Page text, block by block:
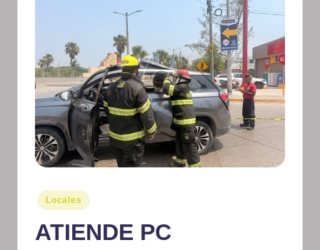
I
n
f
o
r
m
at
iv
o
Publicado
en
Locales
ATIENDE PC